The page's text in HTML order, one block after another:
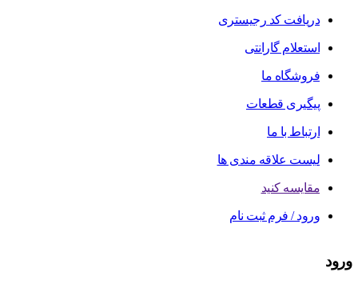
دریافت کد رجیستری
استعلام گارانتی
فروشگاه ما
پیگیری قطعات
ارتباط با ما
لیست علاقه مندی ها
مقایسه کنید
ورود / فرم ثبت نام
ورود